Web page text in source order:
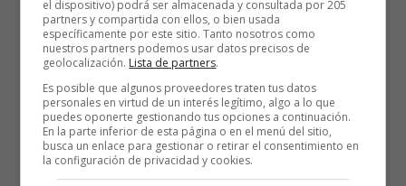
el dispositivo) podrá ser almacenada y consultada por 205
partners y compartida con ellos, o bien usada
específicamente por este sitio. Tanto nosotros como
nuestros partners podemos usar datos precisos de
geolocalización. Lista de partners.
Es posible que algunos proveedores traten tus datos
personales en virtud de un interés legítimo, algo a lo que
puedes oponerte gestionando tus opciones a continuación.
En la parte inferior de esta página o en el menú del sitio,
busca un enlace para gestionar o retirar el consentimiento en
la configuración de privacidad y cookies.